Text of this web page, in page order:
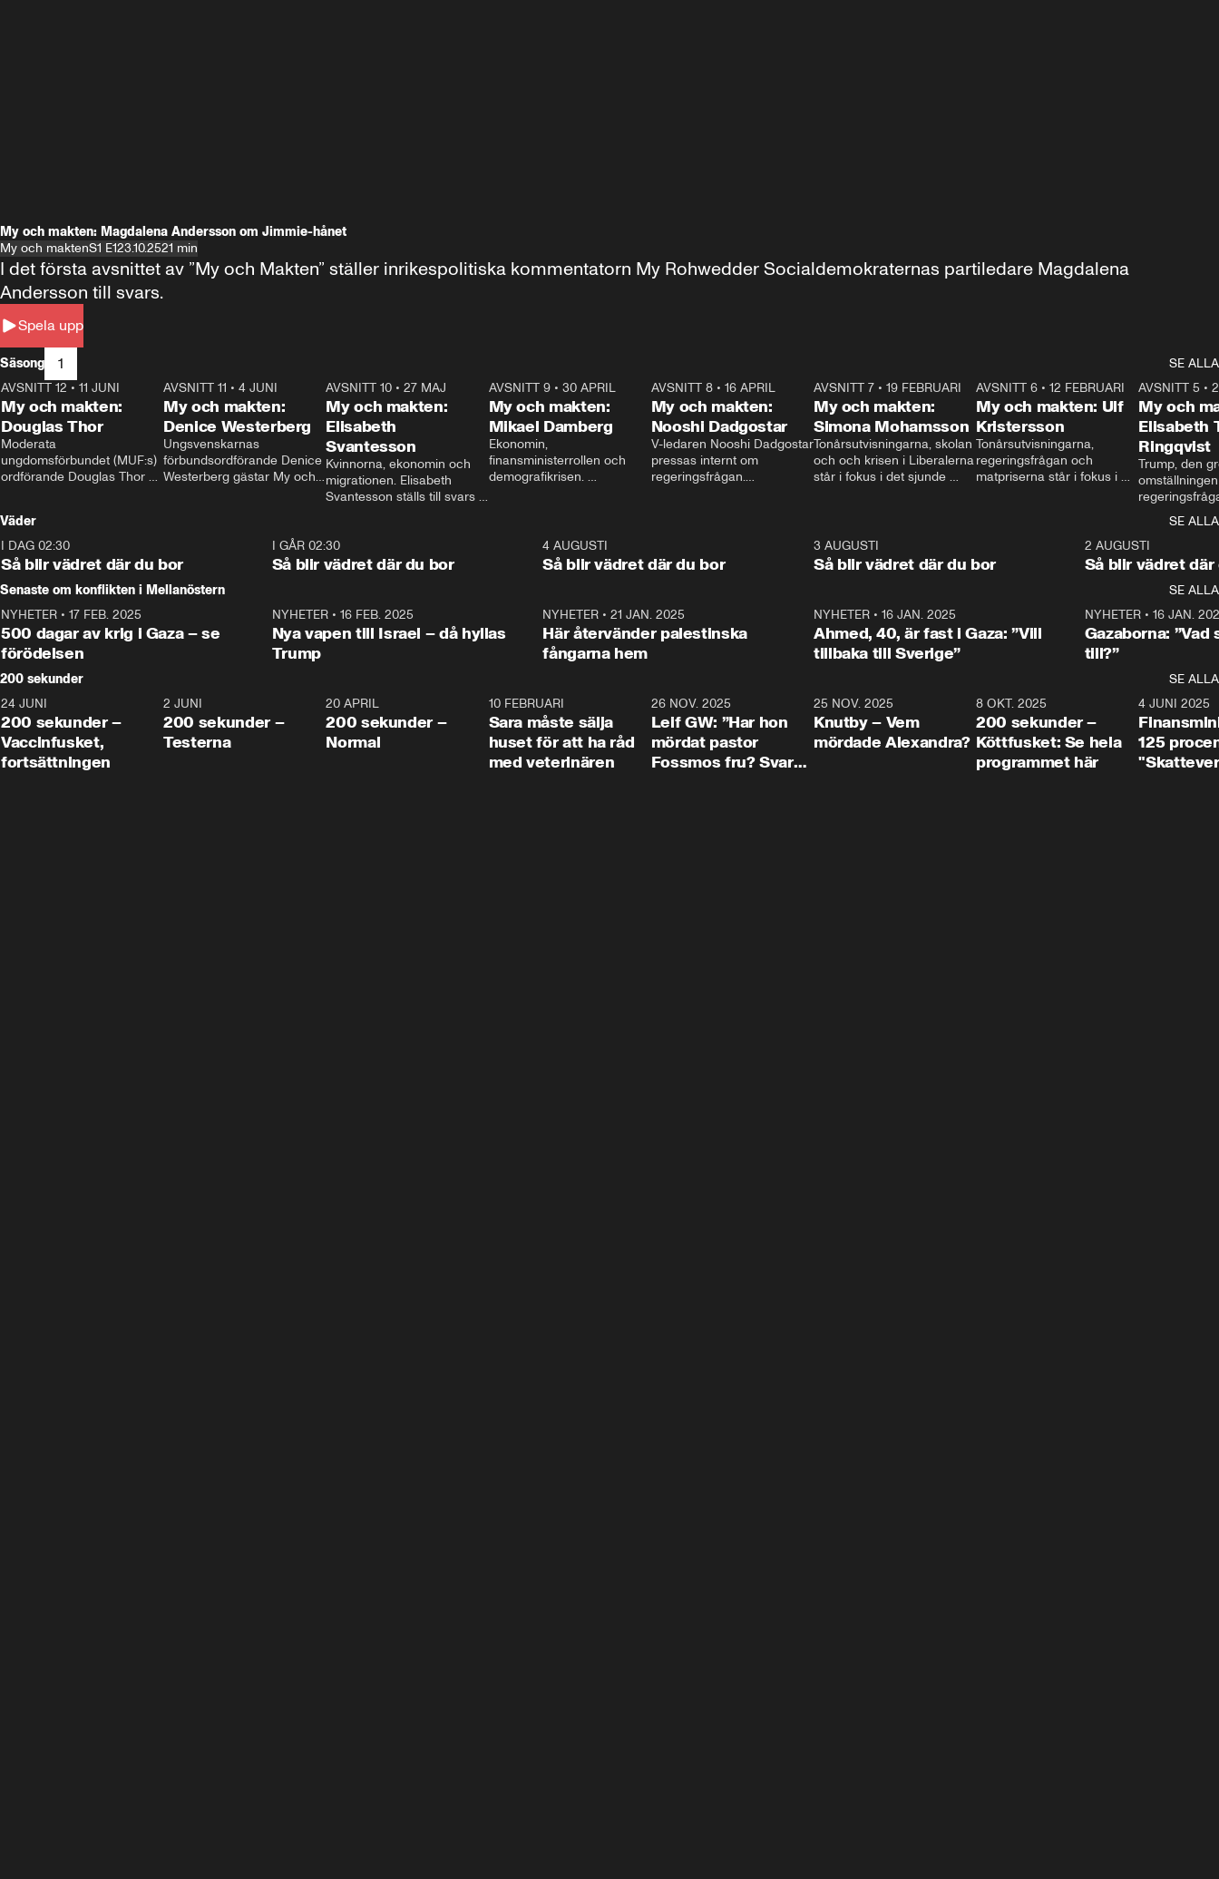
My och makten: Magdalena Andersson om Jimmie-hånet
My och maktenS1 E123.10.2521 min
Spela upp
I det första avsnittet av ”My och Makten” ställer inrikespolitiska kommentatorn My Rohwedder Socialdemokraternas partiledare Magdalena
Andersson till svars.
Säsong 1
SE ALLA
26:27
AVSNITT 12 • 11 JUNI
My och makten:
Douglas Thor
Moderata
ungdomsförbundet (MUF:s)
ordförande Douglas Thor
tonårsutvisningarna och hur
Moderaterna ska locka
väljare till valet i höst.
23:40
AVSNITT 11 •4 JUNI
My och makten:
Denice Westerberg
Ungsvenskarnas
förbundsordförande Denice
Westerberg gästar My och
AVSNITT 10 •27 MAJ
My och makten:
Elisabeth
Svantesson
Kvinnorna, ekonomin och
migrationen. Elisabeth
Svantesson ställs till svars
AVSNITT 9• 30 APRIL
My och makten:
Mikael Damberg
Ekonomin,
finansministerrollen och
demografikrisen.
och Makten.
AVSNITT 8• 16 APRIL
My och makten:
Nooshi Dadgostar
V-ledaren Nooshi Dadgostar
pressas internt om
regeringsfrågan.
– Vi ställer upp i val. Ska vi
vara med så sitter vi förstås
24:30
AVSNITT 7• 19 FEBRUARI
My och makten:
Simona Mohamsson
Tonårsutvisningarna, skolan
och och krisen i Liberalerna
står i fokus i det sjunde
kommentator My
Rohwedder ställer
utbildnings- och
Mohamsson till svars.
27:30
AVSNITT 6 •12 FEBRUARI
My och makten: Ulf
Kristersson
Tonårsutvisningarna,
regeringsfrågan och
matpriserna står i fokus i
Rohwedder ställer
statsminister Ulf Kristersson
AVSNITT 5 •
My och
Elisabeth
Ringqvist
Trump, den
centrum i
avsnittet av
Makten”. Se
Aftonbladets
Rohwedder
Thand Ring
Väder
SE ALLA
I DAG 02:30
Så blir vädret där du bor
1:06
I GÅR 02:30
Så blir vädret där du bor
4 AUGUSTI
Så blir vädret där du bor
3 AUGUSTI
Så blir vädret där du bor
2 AUGUSTI
Så blir vädret där
Senaste om konflikten i Mellanöstern
SE ALLA
NYHETER • 17 FEB. 2025
500 dagar av krig i Gaza – se
förödelsen
NYHETER• 16 FEB. 2025
Nya vapen till Israel – då hyllas
Trump
NYHETER •21 JAN. 2025
Här återvänder palestinska
fångarna hem
NYHETER• 16 JAN. 2025
Ahmed, 40, är fast i Gaza: ”Vill
tillbaka till Sverige”
NYHETER• 16 JAN.
Gazaborna:
till?”
200 sekunder
SE ALLA
5:00
24 JUNI
200 sekunder –
Vaccinfusket,
fortsättningen
4:23
2 JUNI
200 sekunder –
Testerna
20 APRIL
200 sekunder –
Normal
10 FEBRUARI
Sara måste sälja
huset för att ha råd
med veterinären
26 NOV. 2025
Leif GW: ”Har hon
mördat pastor
Fossmos fru? Svar
31:05
25 NOV. 2025
Knutby – Vem
mördade Alexandra?
4:29
8 OKT. 2025
200 sekunder –
Köttfusket: Se hela
programmet här
4 JUNI 2025
125